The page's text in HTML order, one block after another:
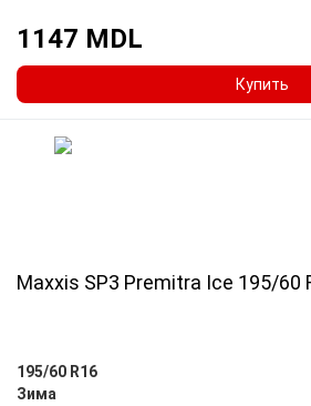
1147 MDL
Купить
Maxxis SP3 Premitra Ice 195/60
195/60 R16
Зима